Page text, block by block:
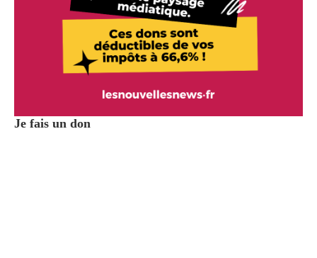
Je fais un don